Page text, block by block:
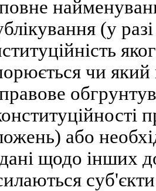
(у
чи який
або
щодо інших